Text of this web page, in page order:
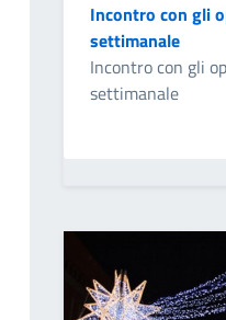
Incontro con gli
settimanale
Incontro con gli
settimanale